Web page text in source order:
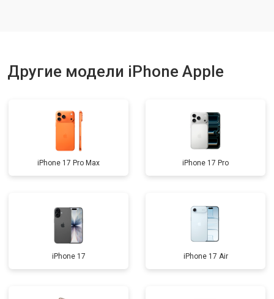
Другие модели iPhone Apple
iPhone 17 Pro Max iPhone 17 Pro
iPhone 17 iPhone 17 Air